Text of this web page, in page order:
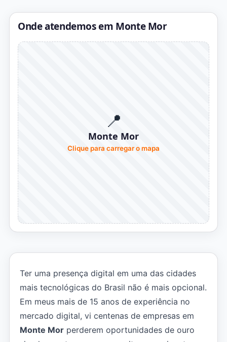
Onde atendemos em Monte Mor
📍
Monte Mor
Clique para carregar o mapa
Ter uma presença digital em uma das cidades
mais tecnológicas do Brasil não é mais opcional.
Em meus mais de 15 anos de experiência no
mercado digital, vi centenas de empresas em
Monte Mor perderem oportunidades de ouro